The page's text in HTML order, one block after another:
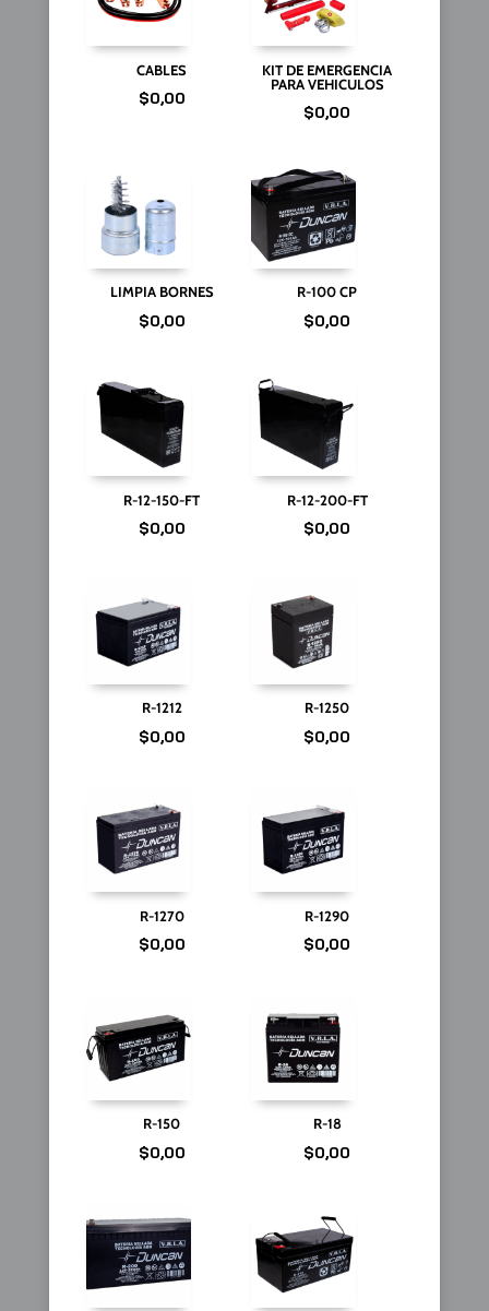
CABLES
$0,00
KIT DE EMERGENCIA
PARA VEHICULOS
$0,00
LIMPIA BORNES
$0,00
R-100 CP
$0,00
R-12-150-FT
$0,00
R-12-200-FT
$0,00
R-1212
$0,00
R-1250
$0,00
R-1270
$0,00
R-1290
$0,00
R-150
$0,00
R-18
$0,00